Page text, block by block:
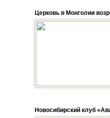
Церковь в Монголии
Новосибирский клуб